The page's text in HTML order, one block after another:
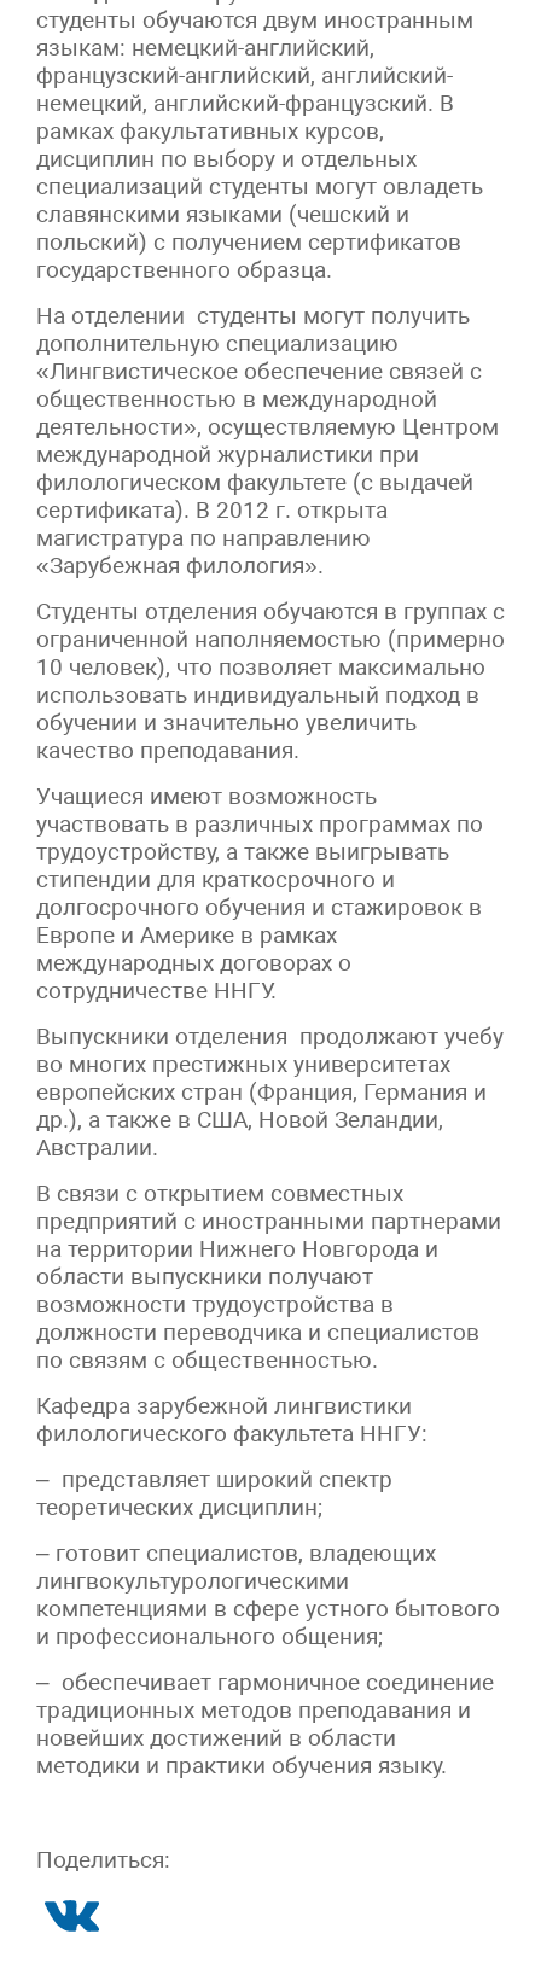
студенты обучаются двум иностранным
языкам: немецкий-английский,
французский-английский, английский-
немецкий, английский-французский. В
рамках факультативных курсов,
дисциплин по выбору и отдельных
специализаций студенты могут овладеть
славянскими языками (чешский и
польский) с получением сертификатов
государственного образца.
На отделении студенты могут получить
дополнительную специализацию
«Лингвистическое обеспечение связей с
общественностью в международной
деятельности», осуществляемую Центром
международной журналистики при
филологическом факультете (с выдачей
сертификата). В 2012 г. открыта
магистратура по направлению
«Зарубежная филология».
Студенты отделения обучаются в группах с
ограниченной наполняемостью (примерно
10 человек), что позволяет максимально
использовать индивидуальный подход в
обучении и значительно увеличить
качество преподавания.
Учащиеся имеют возможность
участвовать в различных программах по
трудоустройству, а также выигрывать
стипендии для краткосрочного и
долгосрочного обучения и стажировок в
Европе и Америке в рамках
международных договорах о
сотрудничестве ННГУ.
Выпускники отделения продолжают учебу
во многих престижных университетах
европейских стран (Франция, Германия и
др.), а также в США, Новой Зеландии,
Австралии.
В связи с открытием совместных
предприятий с иностранными партнерами
на территории Нижнего Новгорода и
области выпускники получают
возможности трудоустройства в
должности переводчика и специалистов
по связям с общественностью.
Кафедра зарубежной лингвистики
филологического факультета ННГУ:
– представляет широкий спектр
теоретических дисциплин;
– готовит специалистов, владеющих
лингвокультурологическими
компетенциями в сфере устного бытового
и профессионального общения;
– обеспечивает гармоничное соединение
традиционных методов преподавания и
новейших достижений в области
методики и практики обучения языку.
Поделиться: